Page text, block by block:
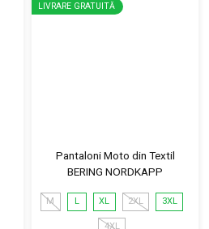
LIVRARE GRATUITĂ
Pantaloni Moto din Textil
BERING NORDKAPP
M L XL 2XL 3XL
4XL